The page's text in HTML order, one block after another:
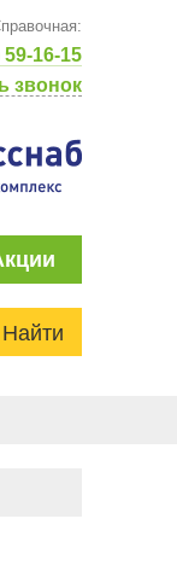
59-16-15
звонок